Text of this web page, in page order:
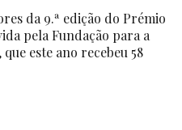
da 9.ª edição do Prémio
pela Fundação para a
este ano recebeu 58